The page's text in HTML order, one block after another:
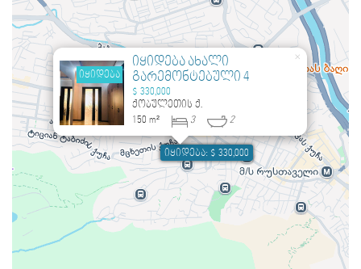
იყიდება: $ 330,000
იყიდება
იყიდება ახალი
გარემონტებული 4
ოთახიანი ბინა
$ 330,000
ქობულეთის ქ.
150 m²
3 2
×